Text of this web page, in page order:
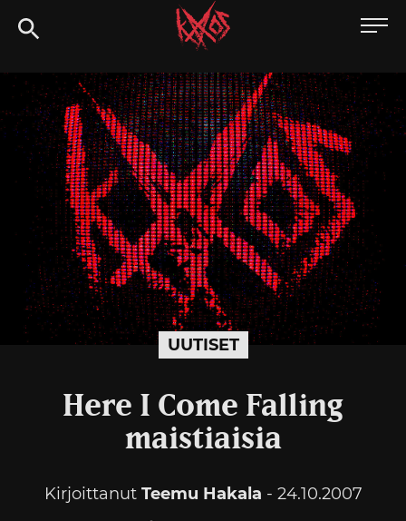
Siirry
suoraan
Kaaoszine
UUTISET
Here I Come Falling
maistiaisia
Kirjoittanut Teemu Hakala - 24.10.2007